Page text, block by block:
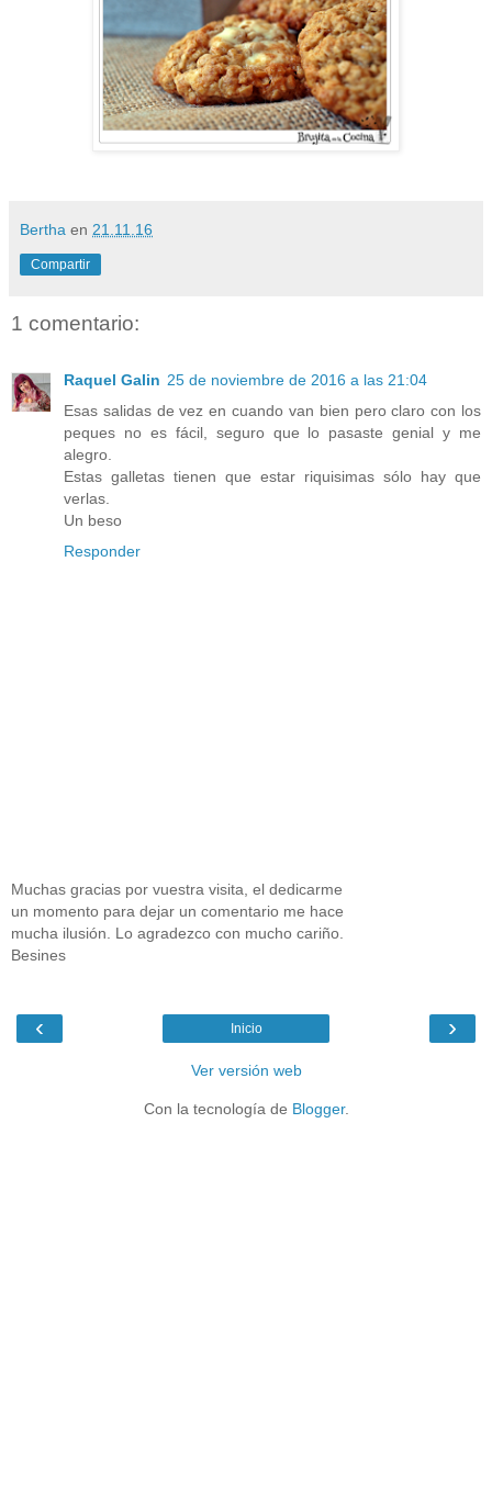
Bertha en 21.11.16
Compartir
1 comentario:
Raquel Galin 25 de noviembre de 2016 a las 21:04
Esas salidas de vez en cuando van bien pero claro con los
peques no es fácil, seguro que lo pasaste genial y me
alegro.
Estas galletas tienen que estar riquisimas sólo hay que
verlas.
Un beso
Responder
Muchas gracias por vuestra visita, el dedicarme
un momento para dejar un comentario me hace
mucha ilusión. Lo agradezco con mucho cariño.
Besines
‹ ›
Inicio
Ver versión web
Con la tecnología de Blogger.